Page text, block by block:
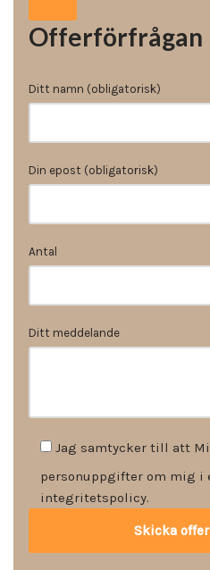
Offerförfrågan
Ditt namn (obligatorisk)
Din epost (obligatorisk)
Antal
Ditt meddelande
Jag samtycker till att
personuppgifter om mig i
integritetspolicy.